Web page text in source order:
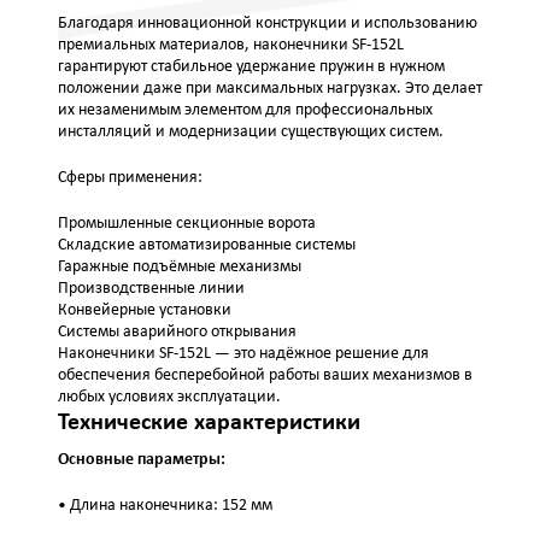
Благодаря инновационной конструкции и использованию
премиальных материалов, наконечники SF-152L
гарантируют стабильное удержание пружин в нужном
положении даже при максимальных нагрузках. Это делает
их незаменимым элементом для профессиональных
инсталляций и модернизации существующих систем.
Сферы применения:
Промышленные секционные ворота
Складские автоматизированные системы
Гаражные подъёмные механизмы
Производственные линии
Конвейерные установки
Системы аварийного открывания
Наконечники SF-152L — это надёжное решение для
обеспечения бесперебойной работы ваших механизмов в
любых условиях эксплуатации.
Технические характеристики
Основные параметры:
• Длина наконечника: 152 мм